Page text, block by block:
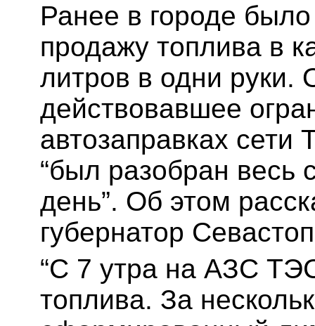
Ранее в городе
продажу топлива в
литров в одни руки.
действовавшее
автозаправках сети
“был разобран
день”. Об этом
губернатор
“С 7 утра на АЗС
топлива. За